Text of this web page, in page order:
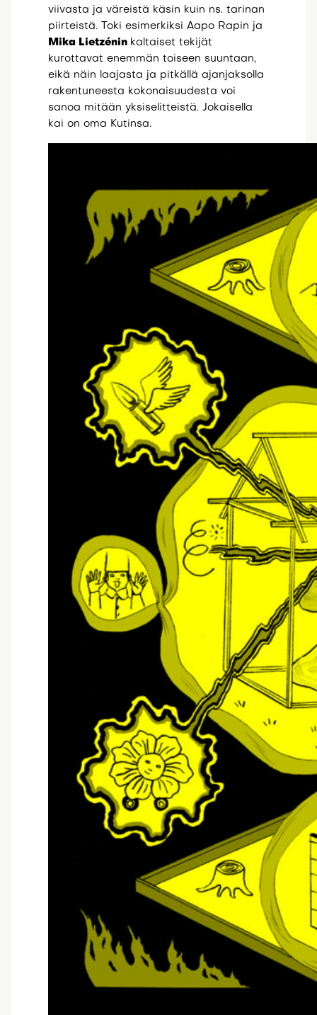
viivasta ja väreistä käsin kuin ns. tarinan
piirteistä. Toki esimerkiksi Aapo Rapin ja
Mika Lietzénin kaltaiset tekijät
kurottavat enemmän toiseen suuntaan,
eikä näin laajasta ja pitkällä ajanjaksolla
rakentuneesta kokonaisuudesta voi
sanoa mitään yksiselitteistä. Jokaisella
kai on oma Kutinsa.